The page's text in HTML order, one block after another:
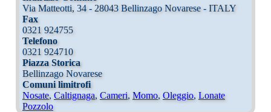
Via Matteotti, 34 - 28043 Bellinzago Novarese - ITALY
Fax
0321 924755
Telefono
0321 924710
Piazza Storica
Bellinzago Novarese
Comuni limitrofi
Nosate, Caltignaga, Cameri, Momo, Oleggio, Lonate
Pozzolo